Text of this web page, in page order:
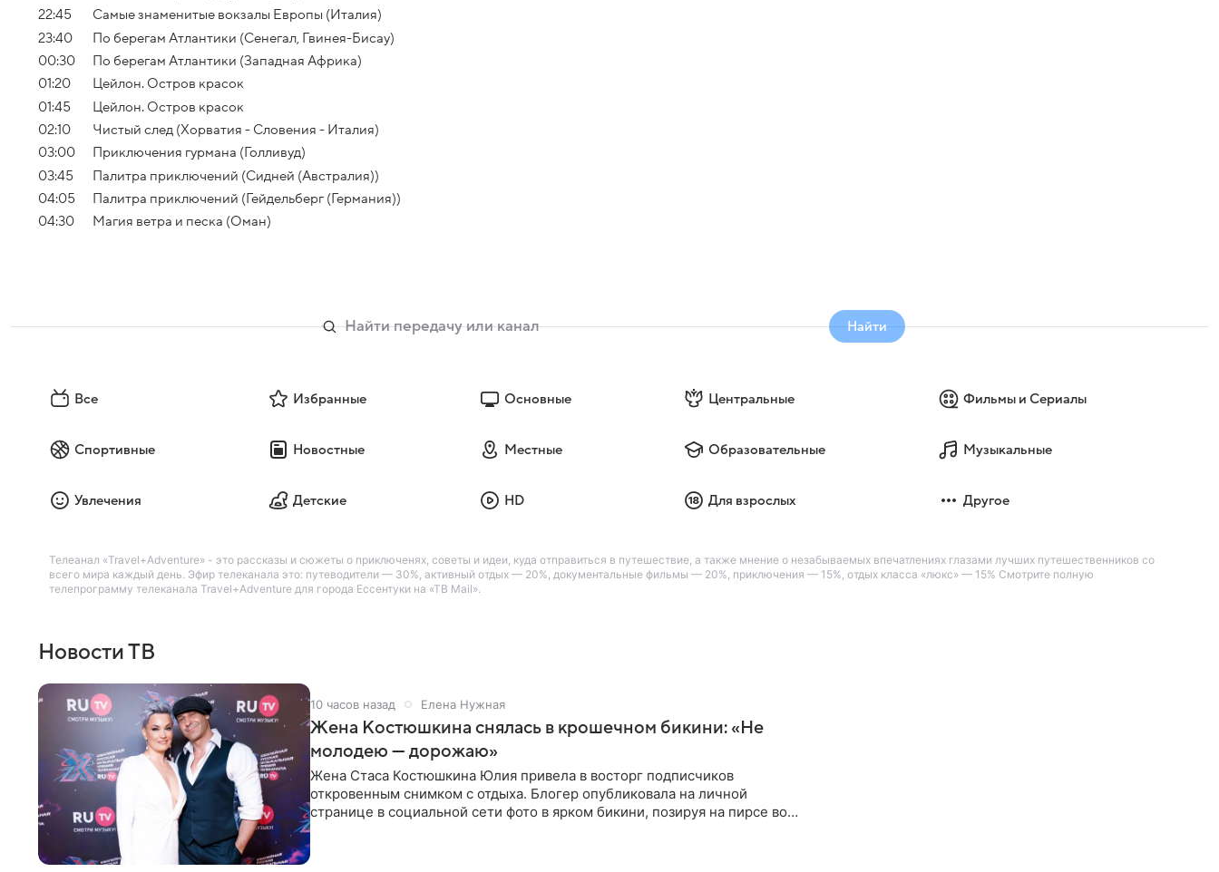
22:45
Самые знаменитые вокзалы Европы (Италия)
23:40
По берегам Атлантики (Сенегал, Гвинея-Бисау)
00:30
По берегам Атлантики (Западная Африка)
01:20
Цейлон. Остров красок
01:45
Цейлон. Остров красок
02:10
Чистый след (Хорватия - Словения - Италия)
03:00
Приключения гурмана (Голливуд)
03:45
Палитра приключений (Сидней (Австралия))
04:05
Палитра приключений (Гейдельберг (Германия))
04:30
Магия ветра и песка (Оман)
Найти
Все Избранные Основные Центральные Фильмы и Сериалы
Спортивные Новостные Местные Образовательные Музыкальные
Увлечения Детские HD Для взрослых Другое
Телеанал «Travel+Adventure» - это рассказы и сюжеты о приключенях, советы и идеи, куда отправиться в путешествие, а также мнение о незабываемых впечатлениях глазами лучших путешественников со
всего мира каждый день. Эфир телеканала это: путеводители — 30%, активный отдых — 20%, документальные фильмы — 20%, приключения — 15%, отдых класса «люкс» — 15% Смотрите полную
телепрограмму телеканала Travel+Adventure для города Ессентуки на «ТВ Mail».
Новости ТВ
10 часов назад Елена Нужная
Жена Костюшкина снялась в крошечном бикини: «Не
молодею — дорожаю»
Жена Стаса Костюшкина Юлия привела в восторг подписчиков
откровенным снимком с отдыха. Блогер опубликовала на личной
странице в социальной сети фото в ярком бикини, позируя на пирсе во